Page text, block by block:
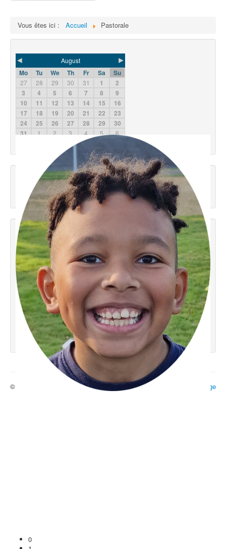
Vous êtes ici : Accueil Pastorale
◄ August ►
Mo Tu We Th Fr Sa Su
27 28 29 30 31 1
2
3
4 5 6 7 8
9
10
11 12 13 14 15
16
17
18 19 20 21 22
23
24
25 26 27 28 29
30
31
1 2 3 4 5
6
2026
Météo Concarneau
0
Haut de page
© 2026 Ecole 29